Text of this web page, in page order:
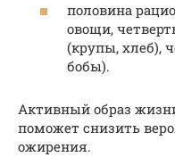
половина
овощи,
(крупы, хлеб),
бобы).
Активный образ
поможет снизить
ожирения.